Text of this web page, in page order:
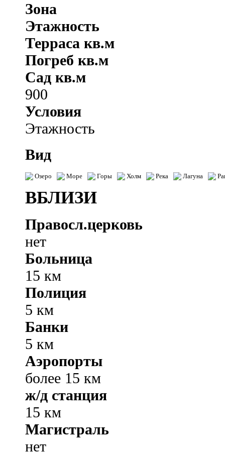
Зона
Этажность
Терраса кв.м
Погреб кв.м
Сад кв.м
900
Условия
Этажность
Вид
Озеро Море Горы Холм Река Лагуна
ВБЛИЗИ
Правосл.церковь
нет
Больница
15 км
Полиция
5 км
Банки
5 км
Аэропорты
более 15 км
ж/д станция
15 км
Магистраль
нет